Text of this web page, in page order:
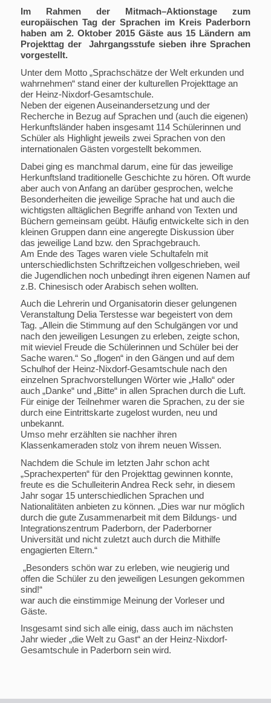
Im Rahmen der Mitmach–Aktionstage zum
europäischen Tag der Sprachen im Kreis Paderborn
haben am 2. Oktober 2015 Gäste aus 15 Ländern am
Projekttag der Jahrgangsstufe sieben ihre Sprachen
vorgestellt.
Unter dem Motto „Sprachschätze der Welt erkunden und
wahrnehmen“ stand einer der kulturellen Projekttage an
der Heinz-Nixdorf-Gesamtschule.
Neben der eigenen Auseinandersetzung und der
Recherche in Bezug auf Sprachen und (auch die eigenen)
Herkunftsländer haben insgesamt 114 Schülerinnen und
Schüler als Highlight jeweils zwei Sprachen von den
internationalen Gästen vorgestellt bekommen.
Dabei ging es manchmal darum, eine für das jeweilige
Herkunftsland traditionelle Geschichte zu hören. Oft wurde
aber auch von Anfang an darüber gesprochen, welche
Besonderheiten die jeweilige Sprache hat und auch die
wichtigsten alltäglichen Begriffe anhand von Texten und
Büchern gemeinsam geübt. Häufig entwickelte sich in den
kleinen Gruppen dann eine angeregte Diskussion über
das jeweilige Land bzw. den Sprachgebrauch.
Am Ende des Tages waren viele Schultafeln mit
unterschiedlichsten Schriftzeichen vollgeschrieben, weil
die Jugendlichen noch unbedingt ihren eigenen Namen auf
z.B. Chinesisch oder Arabisch sehen wollten.
Auch die Lehrerin und Organisatorin dieser gelungenen
Veranstaltung Delia Terstesse war begeistert von dem
Tag. „Allein die Stimmung auf den Schulgängen vor und
nach den jeweiligen Lesungen zu erleben, zeigte schon,
mit wieviel Freude die Schülerinnen und Schüler bei der
Sache waren.“ So „flogen“ in den Gängen und auf dem
Schulhof der Heinz-Nixdorf-Gesamtschule nach den
einzelnen Sprachvorstellungen Wörter wie „Hallo“ oder
auch „Danke“ und „Bitte“ in allen Sprachen durch die Luft.
Für einige der Teilnehmer waren die Sprachen, zu der sie
durch eine Eintrittskarte zugelost wurden, neu und
unbekannt.
Umso mehr erzählten sie nachher ihren
Klassenkameraden stolz von ihrem neuen Wissen.
Nachdem die Schule im letzten Jahr schon acht
„Sprachexperten“ für den Projekttag gewinnen konnte,
freute es die Schulleiterin Andrea Reck sehr, in diesem
Jahr sogar 15 unterschiedlichen Sprachen und
Nationalitäten anbieten zu können. „Dies war nur möglich
durch die gute Zusammenarbeit mit dem Bildungs- und
Integrationszentrum Paderborn, der Paderborner
Universität und nicht zuletzt auch durch die Mithilfe
engagierten Eltern.“
„Besonders schön war zu erleben, wie neugierig und
offen die Schüler zu den jeweiligen Lesungen gekommen
sind!“
war auch die einstimmige Meinung der Vorleser und
Gäste.
Insgesamt sind sich alle einig, dass auch im nächsten
Jahr wieder „die Welt zu Gast“ an der Heinz-Nixdorf-
Gesamtschule in Paderborn sein wird.